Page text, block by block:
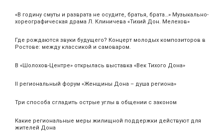
«В годину смуты и разврата не осудите, братья, брата…» Музыкально-
хореографическая драма Л. Клиничева «Тихий Дон. Мелехов»
Где рождаются звуки будущего? Концерт молодых композиторов в
Ростове: между классикой и самоваром.
В «Шолохов-Центре» открылась выставка «Век Тихого Дона»
II региональный форум «Женщины Дона – душа региона»
Три способа сгладить острые углы в общении с законом
Какие региональные меры жилищной поддержки действуют для
жителей Дона